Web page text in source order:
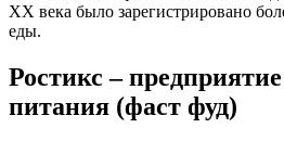
XX века было зарегистрировано
еды.
Ростикс –
питания (фаст фуд)